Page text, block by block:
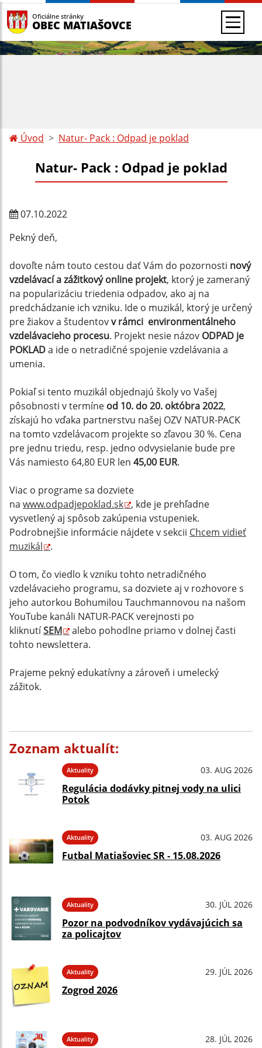
Oficiálne stránky
OBEC MATIAŠOVCE
Úvod Natur- Pack : Odpad je poklad
Natur- Pack : Odpad je poklad
07.10.2022
Pekný deň,
dovoľte nám touto cestou dať Vám do pozornosti nový
vzdelávací a zážitkový online projekt, ktorý je zameraný
na popularizáciu triedenia odpadov, ako aj na
predchádzanie ich vzniku. Ide o muzikál, ktorý je určený
pre žiakov a študentovv rámci environmentálneho
vzdelávacieho procesu. Projekt nesie názov ODPAD je
POKLADa ide o netradičné spojenie vzdelávania a
umenia.
Pokiaľ si tento muzikál objednajú školy vo Vašej
pôsobnosti v termíne od 10. do 20. októbra 2022,
získajú ho vďaka partnerstvu našej OZV NATUR-PACK
na tomto vzdelávacom projekte so zľavou 30 %. Cena
pre jednu triedu, resp. jedno odvysielanie bude pre
Vás namiesto 64,80 EUR len 45,00 EUR.
Viac o programe sa dozviete
na www.odpadjepoklad.sk
, kde je prehľadne
vysvetlený aj spôsob zakúpenia vstupeniek.
Podrobnejšie informácie nájdete v sekcii Chcem vidieť
muzikál
.
O tom, čo viedlo k vzniku tohto netradičného
vzdelávacieho programu, sa dozviete aj v rozhovore s
jeho autorkou Bohumilou Tauchmannovou na našom
YouTube kanáli NATUR-PACK verejnosti po
kliknutíSEM
alebo pohodlne priamo v dolnej časti
tohto newslettera.
Prajeme pekný edukatívny a zároveň i umelecký
zážitok.
Zoznam aktualít:
Aktuality 03. AUG 2026
Regulácia dodávky pitnej vody na ulici
Potok
Aktuality 03. AUG 2026
Futbal Matiašoviec SR - 15.08.2026
Aktuality 30. JÚL 2026
Pozor na podvodníkov vydávajúcich sa
za policajtov
Aktuality 29. JÚL 2026
Zogrod 2026
Aktuality 28. JÚL 2026